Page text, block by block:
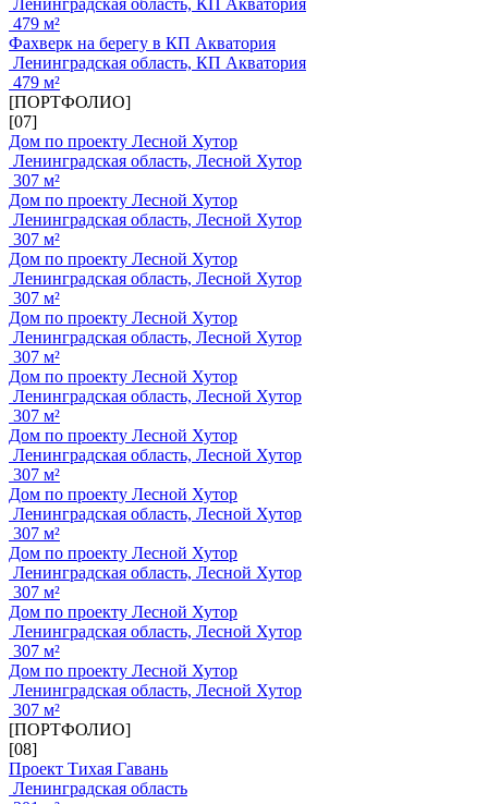
Ленинградская область, КП Акватория
479 м²
Фахверк на берегу в КП Акватория
Ленинградская область, КП Акватория
479 м²
[ПОРТФОЛИО]
[07]
Дом по проекту Лесной Хутор
Ленинградская область, Лесной Хутор
307 м²
Дом по проекту Лесной Хутор
Ленинградская область, Лесной Хутор
307 м²
Дом по проекту Лесной Хутор
Ленинградская область, Лесной Хутор
307 м²
Дом по проекту Лесной Хутор
Ленинградская область, Лесной Хутор
307 м²
Дом по проекту Лесной Хутор
Ленинградская область, Лесной Хутор
307 м²
Дом по проекту Лесной Хутор
Ленинградская область, Лесной Хутор
307 м²
Дом по проекту Лесной Хутор
Ленинградская область, Лесной Хутор
307 м²
Дом по проекту Лесной Хутор
Ленинградская область, Лесной Хутор
307 м²
Дом по проекту Лесной Хутор
Ленинградская область, Лесной Хутор
307 м²
Дом по проекту Лесной Хутор
Ленинградская область, Лесной Хутор
307 м²
[ПОРТФОЛИО]
[08]
Проект Тихая Гавань
Ленинградская область